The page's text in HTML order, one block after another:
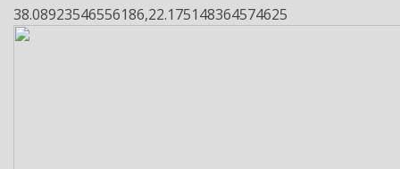
38.08923546556186,22.175148364574625